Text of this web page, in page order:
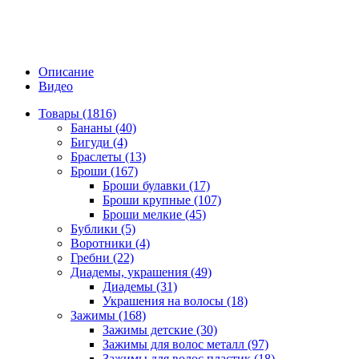
Описание
Видео
Товары (1816)
Бананы (40)
Бигуди (4)
Браслеты (13)
Броши (167)
Броши булавки (17)
Броши крупные (107)
Броши мелкие (45)
Бублики (5)
Воротники (4)
Гребни (22)
Диадемы, украшения (49)
Диадемы (31)
Украшения на волосы (18)
Зажимы (168)
Зажимы детские (30)
Зажимы для волос металл (97)